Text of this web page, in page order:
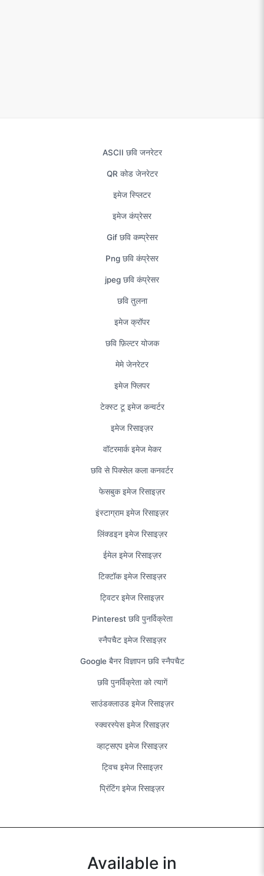
ASCII छवि जनरेटर
QR कोड जेनरेटर
इमेज स्प्लिटर
इमेज कंप्रेसर
Gif छवि कम्प्रेसर
Png छवि कंप्रेसर
jpeg छवि कंप्रेसर
छवि तुलना
इमेज क्रॉपर
छवि फ़िल्टर योजक
मेमे जेनरेटर
इमेज फ्लिपर
टेक्स्ट टू इमेज कन्वर्टर
इमेज रिसाइज़र
वॉटरमार्क इमेज मेकर
छवि से पिक्सेल कला कनवर्टर
फेसबुक इमेज रिसाइज़र
इंस्टाग्राम इमेज रिसाइज़र
लिंक्डइन इमेज रिसाइज़र
ईमेल इमेज रिसाइज़र
टिक्टॉक इमेज रिसाइज़र
ट्विटर इमेज रिसाइज़र
Pinterest छवि पुनर्विक्रेता
स्नैपचैट इमेज रिसाइज़र
Google बैनर विज्ञापन छवि स्नैपचैट
छवि पुनर्विक्रेता को त्यागें
साउंडक्लाउड इमेज रिसाइज़र
स्क्वरस्पेस इमेज रिसाइज़र
व्हाट्सएप इमेज रिसाइज़र
ट्विच इमेज रिसाइज़र
प्रिंटिंग इमेज रिसाइज़र
Available in